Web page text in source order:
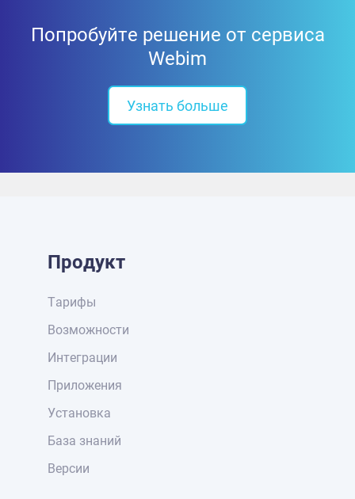
Попробуйте решение от сервиса
Webim
Узнать больше
Продукт
Тарифы
Возможности
Интеграции
Приложения
Установка
База знаний
Версии